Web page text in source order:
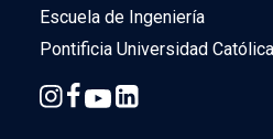
Escuela de Ingeniería
Pontificia Universidad